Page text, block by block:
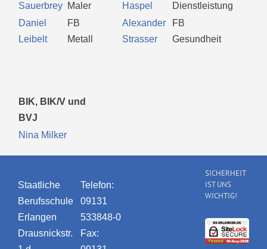
Sauerbrey Maler
Haspel
Dienstleistung
Daniel
Leibelt
FB
Metall
Alexander
Strasser
FB
Gesundheit
BIK, BIK/V und
BVJ
Nina Milker
Staatliche
Berufsschule
Erlangen
Drausnickstr.
Telefon:
09131
533848-0
Fax:
SICHERHEIT
IST UNS
WICHTIG!